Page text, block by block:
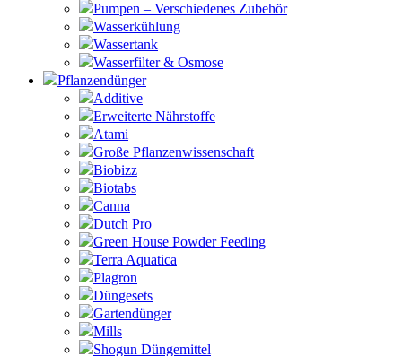
Pumpen – Verschiedenes Zubehör
Wasserkühlung
Wassertank
Wasserfilter & Osmose
Pflanzendünger
Additive
Erweiterte Nährstoffe
Atami
Große Pflanzenwissenschaft
Biobizz
Biotabs
Canna
Dutch Pro
Green House Powder Feeding
Terra Aquatica
Plagron
Düngesets
Gartendünger
Mills
Shogun Düngemittel